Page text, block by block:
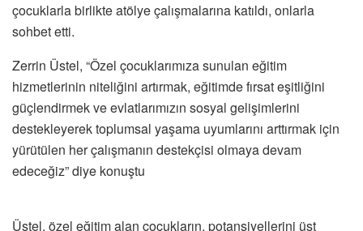
çocuklarla birlikte atölye çalışmalarına katıldı, onlarla
sohbet etti.
Zerrin Üstel, “Özel çocuklarımıza sunulan eğitim
hizmetlerinin niteliğini artırmak, eğitimde fırsat eşitliğini
güçlendirmek ve evlatlarımızın sosyal gelişimlerini
destekleyerek toplumsal yaşama uyumlarını arttırmak için
yürütülen her çalışmanın destekçisi olmaya devam
edeceğiz” diye konuştu
Üstel, özel eğitim alan çocukların, potansiyellerini üst